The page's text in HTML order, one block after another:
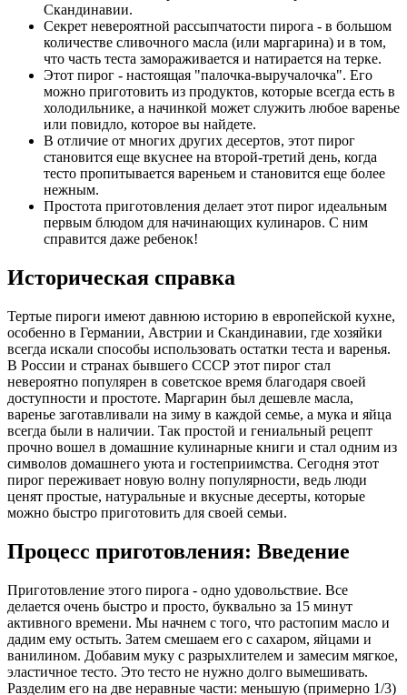
Скандинавии.
Секрет невероятной рассыпчатости пирога - в большом
количестве сливочного масла (или маргарина) и в том,
что часть теста замораживается и натирается на терке.
Этот пирог - настоящая "палочка-выручалочка". Его
можно приготовить из продуктов, которые всегда есть в
холодильнике, а начинкой может служить любое варенье
или повидло, которое вы найдете.
В отличие от многих других десертов, этот пирог
становится еще вкуснее на второй-третий день, когда
тесто пропитывается вареньем и становится еще более
нежным.
Простота приготовления делает этот пирог идеальным
первым блюдом для начинающих кулинаров. С ним
справится даже ребенок!
Историческая справка
Тертые пироги имеют давнюю историю в европейской кухне,
особенно в Германии, Австрии и Скандинавии, где хозяйки
всегда искали способы использовать остатки теста и варенья.
В России и странах бывшего СССР этот пирог стал
невероятно популярен в советское время благодаря своей
доступности и простоте. Маргарин был дешевле масла,
варенье заготавливали на зиму в каждой семье, а мука и яйца
всегда были в наличии. Так простой и гениальный рецепт
прочно вошел в домашние кулинарные книги и стал одним из
символов домашнего уюта и гостеприимства. Сегодня этот
пирог переживает новую волну популярности, ведь люди
ценят простые, натуральные и вкусные десерты, которые
можно быстро приготовить для своей семьи.
Процесс приготовления: Введение
Приготовление этого пирога - одно удовольствие. Все
делается очень быстро и просто, буквально за 15 минут
активного времени. Мы начнем с того, что растопим масло и
дадим ему остыть. Затем смешаем его с сахаром, яйцами и
ванилином. Добавим муку с разрыхлителем и замесим мягкое,
эластичное тесто. Это тесто не нужно долго вымешивать.
Разделим его на две неравные части: меньшую (примерно 1/3)